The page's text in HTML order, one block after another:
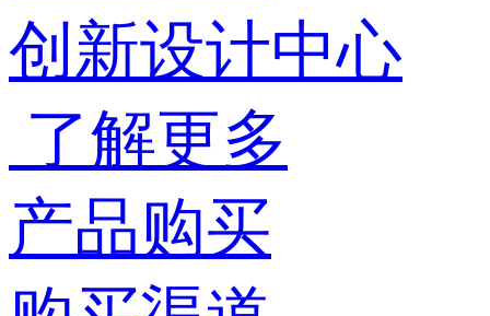
创新设计中心
了解更多
产品购买